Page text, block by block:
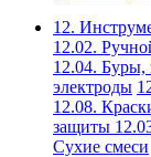
12.
12.02.
12.04. Буры,
электроды
12.08.
защиты
Сухие смеси